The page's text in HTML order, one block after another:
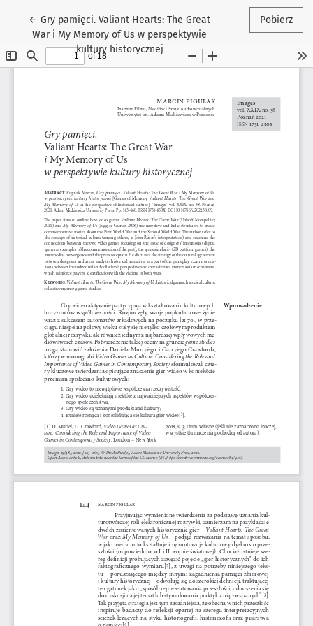
←Wróć do szczegółów artykułu
Gry pamięci. Valiant Hearts: The Great
War i My Memory of Us w perspektywie
kultury historycznej
Pobierz